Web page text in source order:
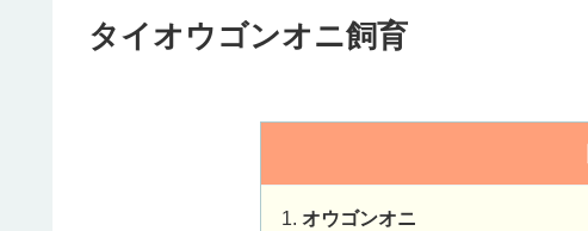
タイオウゴンオニ飼育
オウゴンオニ